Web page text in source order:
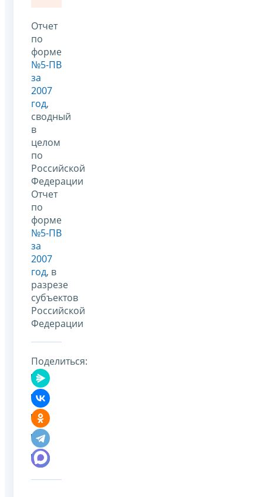
Отчет
по
форме
№5-ПВ
за
2007
год,
сводный
в
целом
по
Российской
Федерации
Отчет
по
форме
№5-ПВ
за
2007
год, в
разрезе
субъектов
Российской
Федерации
Поделиться: